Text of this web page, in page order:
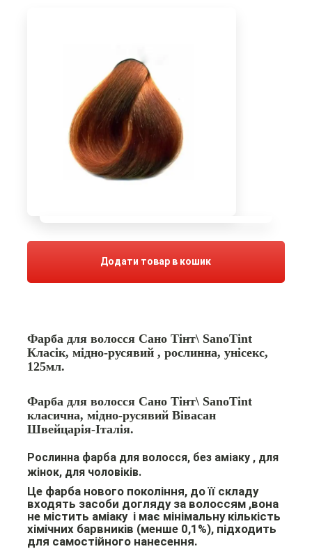
Додати товар в кошик
Фарба для волосся Сано Тінт\ SanoTint
Класік, мідно-русявий , рослинна, унісекс,
125мл.
Фарба для волосся Сано Тінт\ SanoTint
класична, мідно-русявий Вівасан
Швейцарія-Італія.
Рослинна фарба для волосся, без аміаку , для
жінок, для чоловіків.
Це фарба нового покоління, до її складу
входять засоби догляду за волоссям ,вона
не містить аміаку і має мінімальну кількість
хімічних барвників (менше 0,1%), підходить
для самостійного нанесення.